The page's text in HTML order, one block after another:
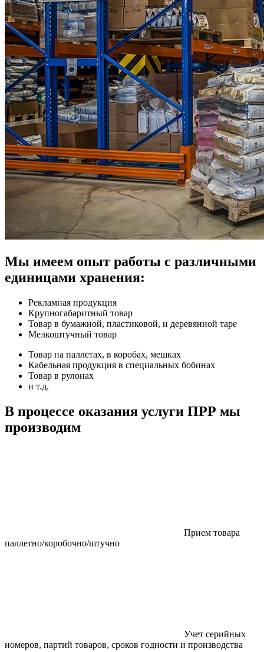
Мы имеем опыт работы с различными
единицами хранения:
Рекламная продукция
Крупногабаритный товар
Товар в бумажной, пластиковой, и деревянной таре
Мелкоштучный товар
Товар на паллетах, в коробах, мешках
Кабельная продукция в специальных бобинах
Товар в рулонах
и т.д.
В процессе оказания услуги ПРР мы
производим
Прием товара
паллетно/коробочно/штучно
Учет серийных
номеров, партий товаров, сроков годности и производства